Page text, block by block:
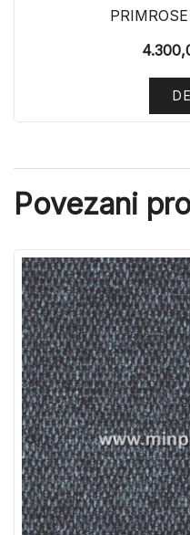
Povezani